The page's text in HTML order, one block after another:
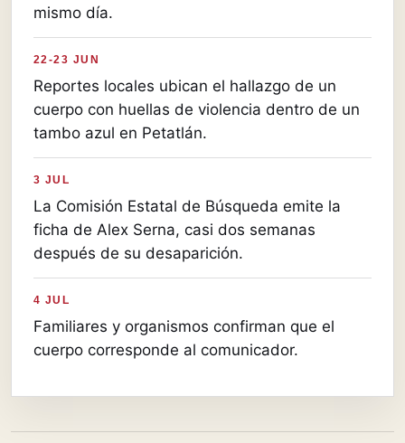
mismo día.
22-23 JUN
Reportes locales ubican el hallazgo de un
cuerpo con huellas de violencia dentro de un
tambo azul en Petatlán.
3 JUL
La Comisión Estatal de Búsqueda emite la
ficha de Alex Serna, casi dos semanas
después de su desaparición.
4 JUL
Familiares y organismos confirman que el
cuerpo corresponde al comunicador.